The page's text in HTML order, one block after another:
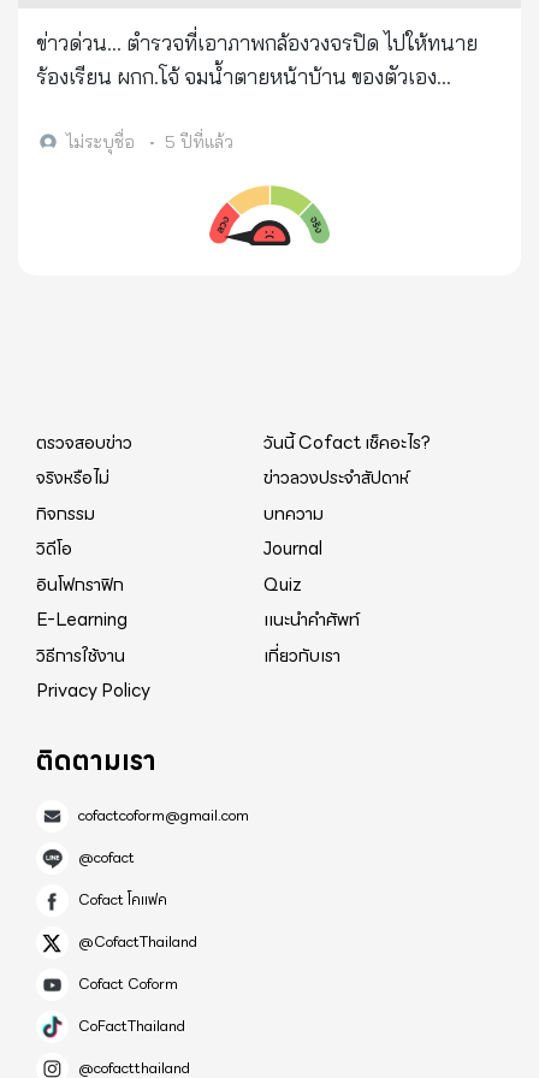
ข่าวด่วน... ตำรวจที่เอาภาพกล้องวงจรปิด ไปให้ทนาย
ร้องเรียน ผกก.โจ้ จมน้ำตายหน้าบ้าน ของตัวเอง
-22c0cc3a6bq2b.com/%e0%b8%a3%e0%b9%8
b9%88%e0%b8%87%e0%b8%ae%e0%b8%b5
%e0%b9%82%e0%b8%a3%e0%b9%88-
ไม่ระบุชื่อ • 5 ปีที่แล้ว
ตรวจสอบข่าว
วันนี้ Cofact เช็คอะไร?
จริงหรือไม่
ข่าวลวงประจำสัปดาห์
กิจกรรม
บทความ
วิดีโอ
Journal
อินโฟกราฟิก
Quiz
E-Learning
แนะนำคำศัพท์
วิธีการใช้งาน
เกี่ยวกับเรา
Privacy Policy
ติดตามเรา
cofactcoform@gmail.com
@cofact
Cofact โคแฟค
@CofactThailand
Cofact Coform
CoFactThailand
@cofactthailand